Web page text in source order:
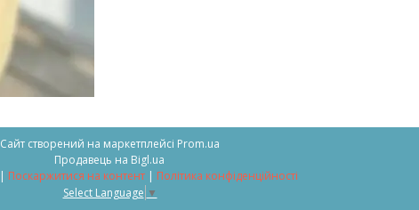
Сайт створений на маркетплейсі Prom.ua
Продавець на Bigl.ua
Мода-Позитив | Поскаржитися на контент | Політика конфіденційності
Select Language ▼